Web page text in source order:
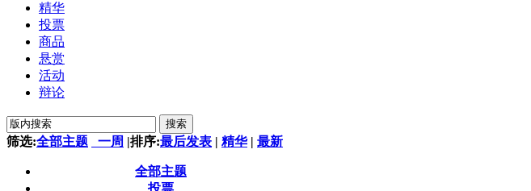
精华
投票
商品
悬赏
活动
辩论
搜索
筛选:全部主题 一周 |排序:最后发表 | 精华 | 最新
全部主题
投票